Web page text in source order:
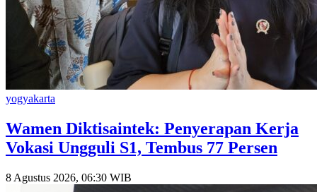
yogyakarta
Wamen Diktisaintek: Penyerapan Kerja
Vokasi Ungguli S1, Tembus 77 Persen
8 Agustus 2026, 06:30 WIB